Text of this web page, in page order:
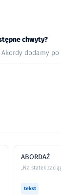
chwyty?
dodamy
ABORDAŻ
„Na statek
tekst